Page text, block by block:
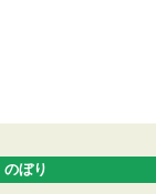
のぼり